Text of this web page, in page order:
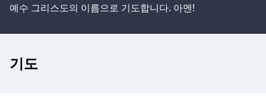
예수 그리스도의 이름으로 기도합니다. 아멘!
기도